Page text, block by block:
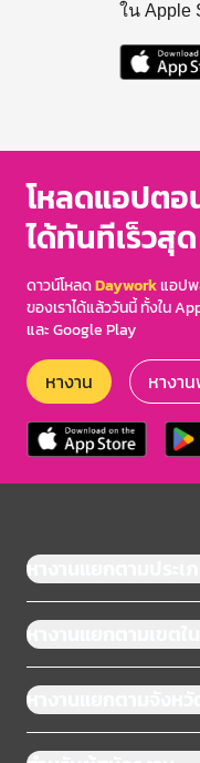
ใน Apple
โหลดแอปตอ
ได้ทันทีเร็วสุด
ดาวน์โหลดDayworkแอปพ
ของเราได้แล้ววันนี้ ทั้งใน
และ Google Play
หางาน หางา
หางานแยกตามประเภ
หางานแยกตามเขตใ
หางานแยกตามจังหวัด